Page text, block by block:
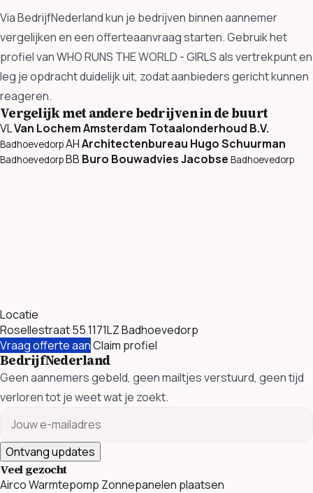
Via BedrijfNederland kun je bedrijven binnen aannemer
vergelijken en een offerteaanvraag starten. Gebruik het
profiel van WHO RUNS THE WORLD - GIRLS als vertrekpunt en
leg je opdracht duidelijk uit, zodat aanbieders gericht kunnen
reageren.
Vergelijk met andere bedrijven in de buurt
VLVan Lochem Amsterdam Totaalonderhoud B.V.
BadhoevedorpAHArchitectenbureau Hugo Schuurman
BadhoevedorpBB Buro Bouwadvies Jacobse Badhoevedorp
Locatie
Rosellestraat 55 1171LZ Badhoevedorp
Vraag offerte aanClaim profiel
BedrijfNederland
Geen aannemers gebeld, geen mailtjes verstuurd, geen tijd
verloren tot je weet wat je zoekt.
Ontvang updates
Veel gezocht
AircoWarmtepomp Zonnepanelen plaatsen